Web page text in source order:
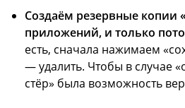
Создаём резервные копии
приложений, и только
есть, сначала нажимаем
— удалить. Чтобы в случае
стёр» была возможность